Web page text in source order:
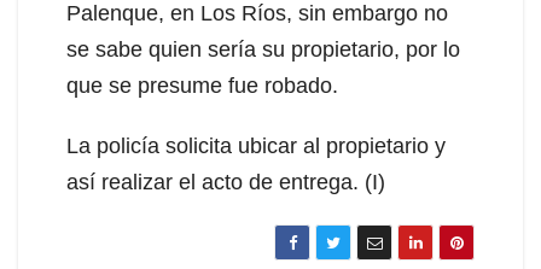
Palenque, en Los Ríos, sin embargo no
se sabe quien sería su propietario, por lo
que se presume fue robado.
La policía solicita ubicar al propietario y
así realizar el acto de entrega. (I)